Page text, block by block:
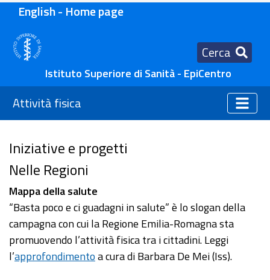
English - Home page
Cerca
Istituto Superiore di Sanità - EpiCentro
Attività fisica
Iniziative e progetti
Nelle Regioni
Mappa della salute
“Basta poco e ci guadagni in salute” è lo slogan della
campagna con cui la Regione Emilia-Romagna sta
promuovendo l’attività fisica tra i cittadini. Leggi
l’approfondimentoa cura di Barbara De Mei (Iss).